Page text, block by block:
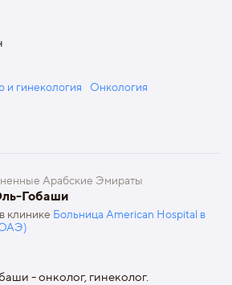
и гинекология Онкология
Арабские Эмираты
Гобаши
клинике Больница American Hospital в
- онколог, гинеколог.